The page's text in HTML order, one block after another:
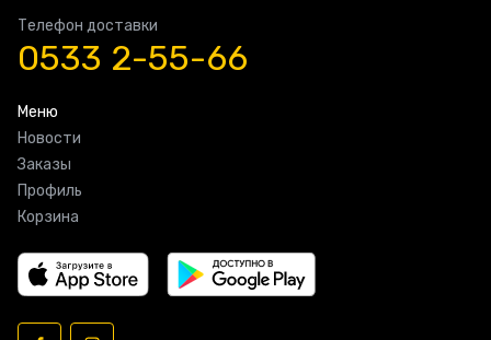
Телефон доставки
0533 2-55-66
Меню
Новости
Заказы
Профиль
Корзина